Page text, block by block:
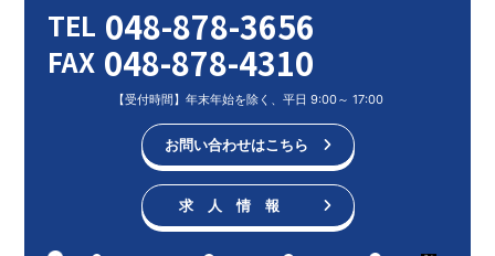
TEL 048-878-3656
FAX 048-878-4310
【受付時間】年末年始を除く、平日 9:00～ 17:00
お問い合わせはこちら
求 人 情 報